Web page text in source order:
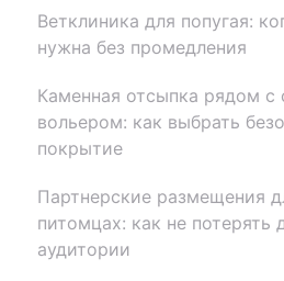
Ветклиника для попугая:
нужна без промедления
Каменная отсыпка рядом с
вольером: как выбрать
покрытие
Партнерские размещения
питомцах: как не потерять
аудитории